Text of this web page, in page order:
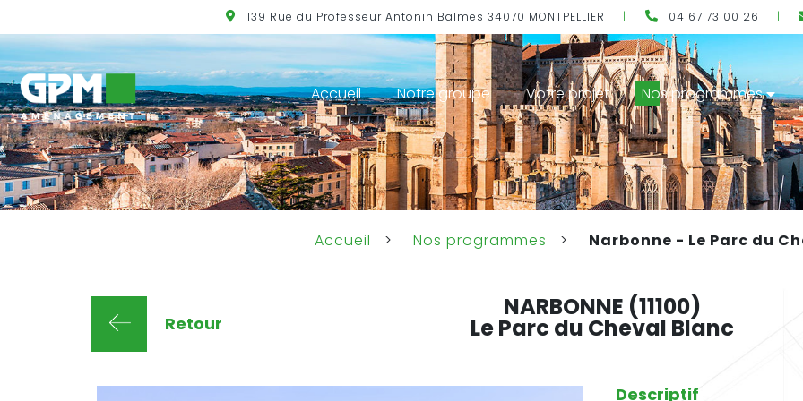
139 Rue du Professeur Antonin Balmes 34070 MONTPELLIER | 04 67 73 00 26 |
Accueil Notre groupe Votre projet Nos programmes
Accueil > Nos programmes > Narbonne - Le Parc du
Retour
NARBONNE (11100)
Le Parc du Cheval Blanc
Descriptif